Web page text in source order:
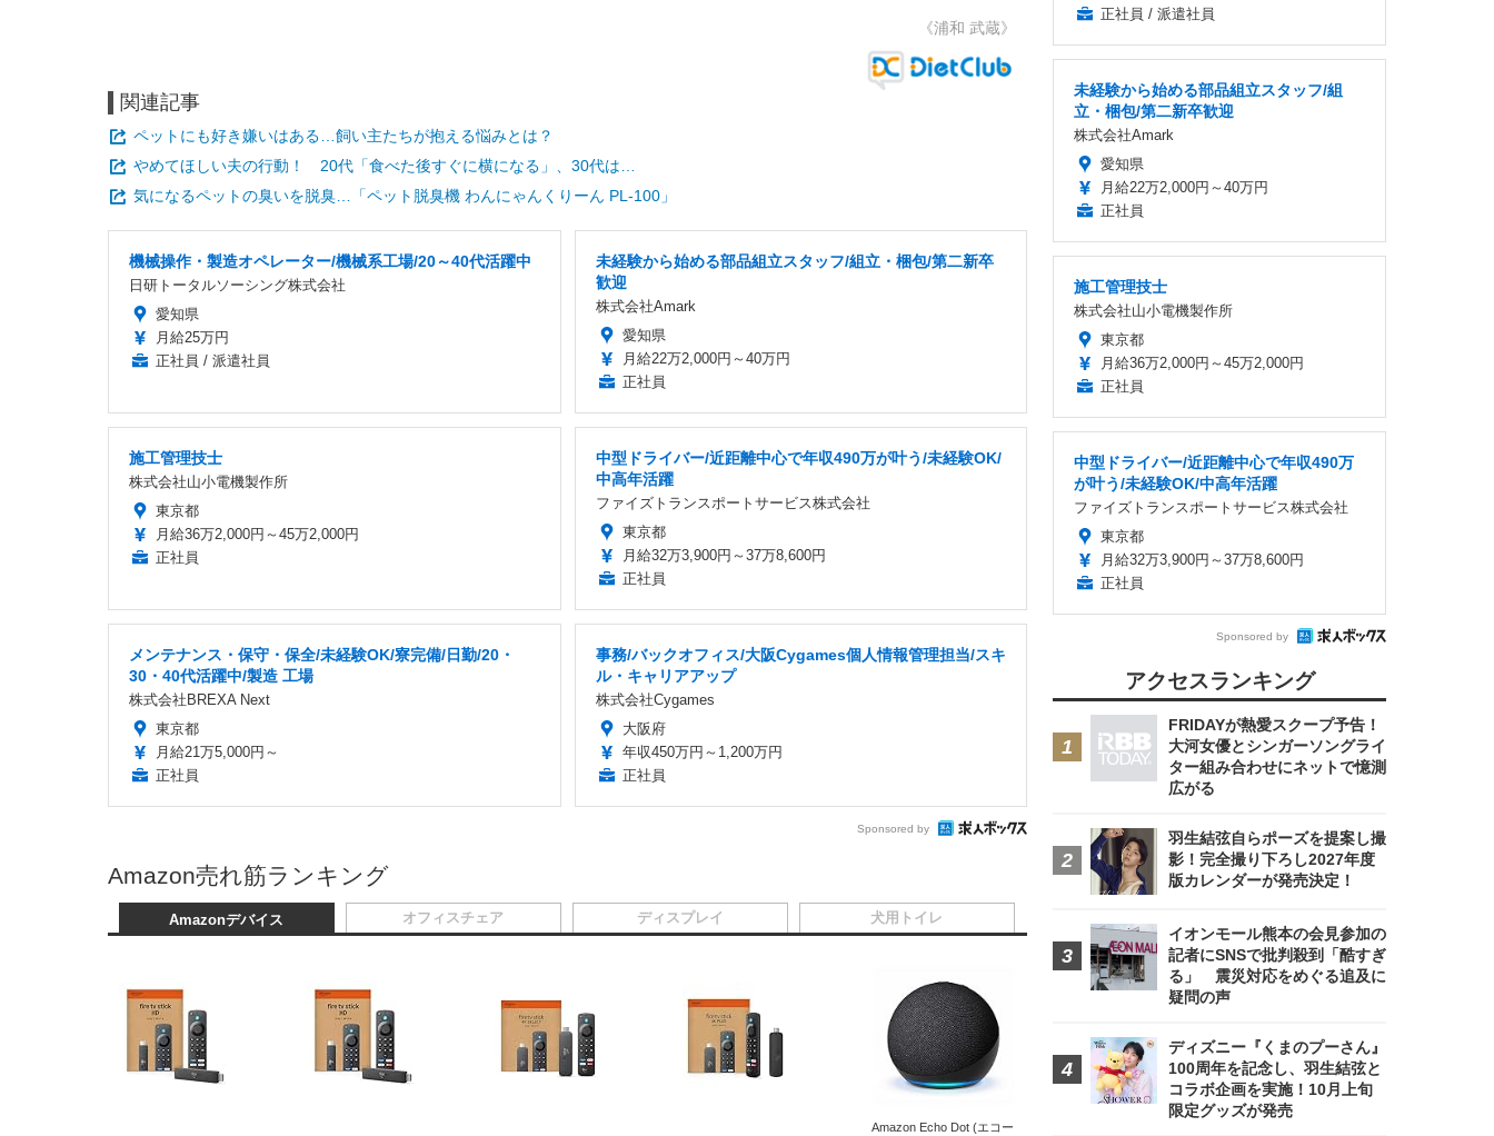
《浦和 武蔵》
関連記事
ペットにも好き嫌いはある…飼い主たちが抱える悩みとは？
やめてほしい夫の行動！ 20代「食べた後すぐに横になる」、30代は…
気になるペットの臭いを脱臭…「ペット脱臭機 わんにゃんくりーん PL-100」
機械操作・製造オペレーター/機械系工場/20～40代活躍中
日研トータルソーシング株式会社
愛知県
月給25万円
正社員 / 派遣社員
未経験から始める部品組立スタッフ/組立・梱包/第二新卒
歓迎
株式会社Amark
愛知県
月給22万2,000円～40万円
正社員
施工管理技士
株式会社山小電機製作所
東京都
月給36万2,000円～45万2,000円
正社員
中型ドライバー/近距離中心で年収490万が叶う/未経験OK/
中高年活躍
ファイズトランスポートサービス株式会社
東京都
月給32万3,900円～37万8,600円
正社員
メンテナンス・保守・保全/未経験OK/寮完備/日勤/20・
30・40代活躍中/製造 工場
株式会社BREXA Next
東京都
月給21万5,000円～
正社員
事務/バックオフィス/大阪Cygames個人情報管理担当/スキ
ル・キャリアアップ
株式会社Cygames
大阪府
年収450万円～1,200万円
正社員
Sponsored by
Amazon売れ筋ランキング
Amazonデバイス
Amazon Echo Dot (エコー
オフィスチェア ディスプレイ 犬用トイレ
正社員 / 派遣社員
未経験から始める部品組立スタッフ/組
立・梱包/第二新卒歓迎
株式会社Amark
愛知県
月給22万2,000円～40万円
正社員
施工管理技士
株式会社山小電機製作所
東京都
月給36万2,000円～45万2,000円
正社員
中型ドライバー/近距離中心で年収490万
が叶う/未経験OK/中高年活躍
ファイズトランスポートサービス株式会社
東京都
月給32万3,900円～37万8,600円
正社員
Sponsored by
アクセスランキング
FRIDAYが熱愛スクープ予告！
大河女優とシンガーソングライ
ター組み合わせにネットで憶測
広がる
羽生結弦自らポーズを提案し撮
影！完全撮り下ろし2027年度
版カレンダーが発売決定！
イオンモール熊本の会見参加の
記者にSNSで批判殺到「酷すぎ
る」 震災対応をめぐる追及に
疑問の声
ディズニー『くまのプーさん』
100周年を記念し、羽生結弦と
コラボ企画を実施！10月上旬
限定グッズが発売